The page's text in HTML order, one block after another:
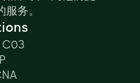
务。
C03